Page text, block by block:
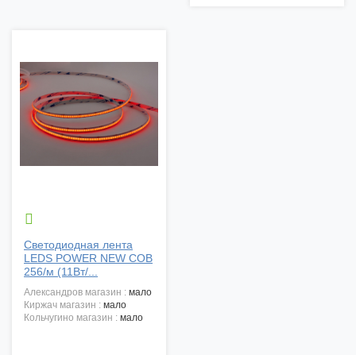

Светодиодная лента
LEDS POWER NEW COB
256/м (11Вт/...
александров магазин : мало
киржач магазин : мало
кольчугино магазин : мало